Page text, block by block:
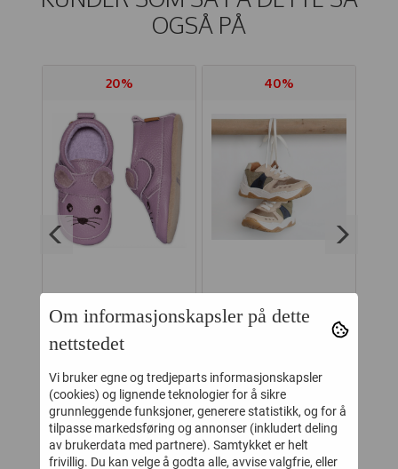
OGSÅ PÅ
20%
SKINNTØFFEL
MOUSE HEATHER
Kjøp
40%
VILLADS VANILLA
Kjøp
Om informasjonskapsler på dette
nettstedet
Vi bruker egne og tredjeparts informasjonskapsler
(cookies) og lignende teknologier for å sikre
grunnleggende funksjoner, generere statistikk, og for å
tilpasse markedsføring og annonser (inkludert deling
av brukerdata med partnere). Samtykket er helt
frivillig. Du kan velge å godta alle, avvise valgfrie, eller